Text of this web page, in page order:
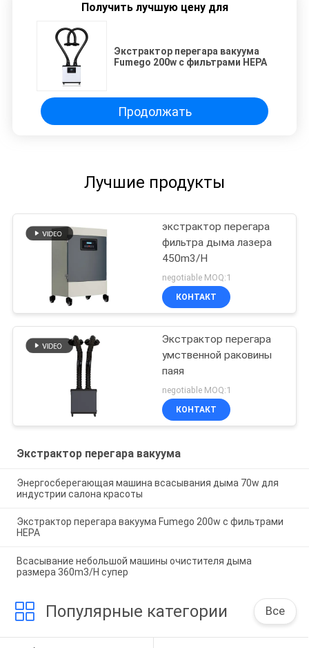
Получить лучшую цену для
Экстрактор перегара вакуума
Fumego 200w с фильтрами HEPA
Продолжать
Лучшие продукты
экстрактор перегара
фильтра дыма лазера
450m3/H
negotiable MOQ:1
КОНТАКТ
Экстрактор перегара
умственной раковины
паяя
negotiable MOQ:1
КОНТАКТ
Экстрактор перегара вакуума
Энергосберегающая машина всасывания дыма 70w для
индустрии салона красоты
Экстрактор перегара вакуума Fumego 200w с фильтрами
HEPA
Всасывание небольшой машины очистителя дыма
размера 360m3/H супер
Популярные категории Все